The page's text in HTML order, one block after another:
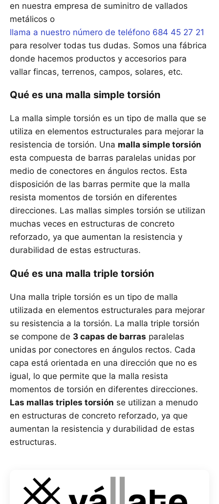
en nuestra empresa de suminitro de vallados
metálicos o
llama a nuestro número de teléfono 684 45 27 21
para resolver todas tus dudas. Somos una fábrica
donde hacemos productos y accesorios para
vallar fincas, terrenos, campos, solares, etc.
Qué es una malla simple torsión
La malla simple torsión es un tipo de malla que se
utiliza en elementos estructurales para mejorar la
resistencia de torsión. Una malla simple torsión
esta compuesta de barras paralelas unidas por
medio de conectores en ángulos rectos. Esta
disposición de las barras permite que la malla
resista momentos de torsión en diferentes
direcciones. Las mallas simples torsión se utilizan
muchas veces en estructuras de concreto
reforzado, ya que aumentan la resistencia y
durabilidad de estas estructuras.
Qué es una malla triple torsión
Una malla triple torsión es un tipo de malla
utilizada en elementos estructurales para mejorar
su resistencia a la torsión. La malla triple torsión
se compone de 3 capas de barras paralelas
unidas por conectores en ángulos rectos. Cada
capa está orientada en una dirección que no es
igual, lo que permite que la malla resista
momentos de torsión en diferentes direcciones.
Las mallas triples torsión se utilizan a menudo
en estructuras de concreto reforzado, ya que
aumentan la resistencia y durabilidad de estas
estructuras.